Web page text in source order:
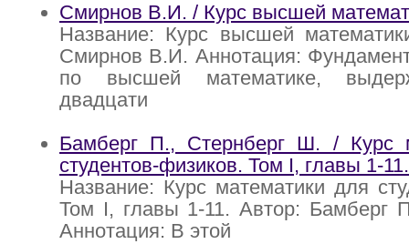
Смирнов В.И. / Курс высшей
Название: Курс высшей
Смирнов В.И. Аннотация:
по высшей математике,
двадцати
Бамберг П., Стернберг Ш. / Курс
студентов-физиков. Том I, главы 1-11.
Название: Курс математики для
Том I, главы 1-11. Автор: Бамберг
Аннотация: В этой